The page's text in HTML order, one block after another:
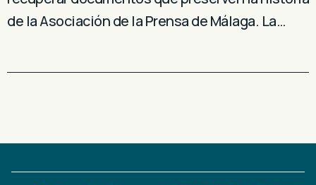
de la Asociación de la Prensa de Málaga. La…